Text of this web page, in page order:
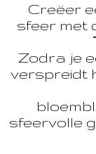
Creëer
sfeer met
Zodra je
verspreidt
sfeervolle